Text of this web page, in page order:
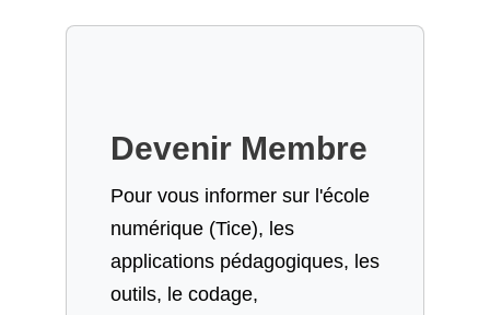
Devenir Membre
Pour vous informer sur l'école
numérique (Tice), les
applications pédagogiques, les
outils, le codage,